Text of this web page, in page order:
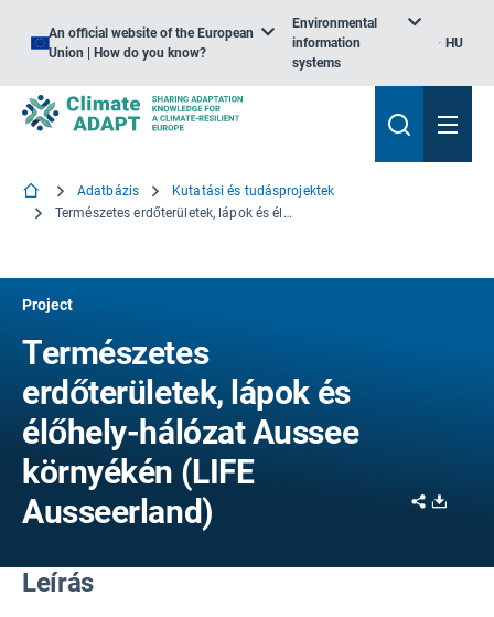
An official website of the European
Union | How do you know?
Environmental
information
systems
HU
Adatbázis
Kutatási és tudásprojektek
Természetes erdőterületek, lápok és élőhely-hálózat Aussee környékén
Project
Természetes
erdőterületek, lápok és
élőhely-hálózat Aussee
környékén (LIFE
Ausseerland)
Share
Leírás